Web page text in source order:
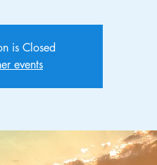
is Closed
events